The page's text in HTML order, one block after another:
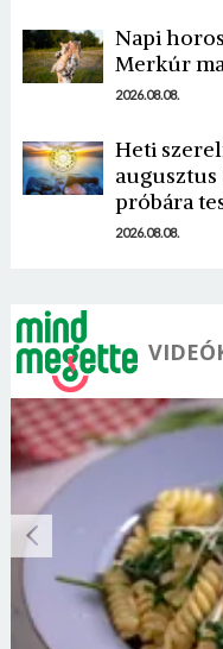
Napi
Merkúr
2026.08.08.
Heti
augusztus
próbára
2026.08.08.
E-mail cím vagy
Mégse